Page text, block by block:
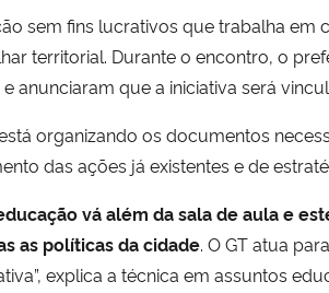
sem fins lucrativos que trabalha
territorial. Durante o encontro, o
anunciaram que a iniciativa será
organizando os documentos
das ações já existentes e de
vá além da sala de aula e
as políticas da cidade. O GT atua
explica a técnica em assuntos